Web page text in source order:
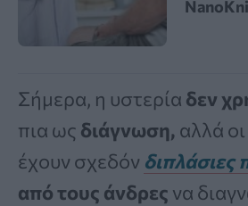
Σήμερα, η υστερία δεν
πια ως διάγνωση, αλλά
έχουν σχεδόν διπλάσιες
από τους άνδρες να